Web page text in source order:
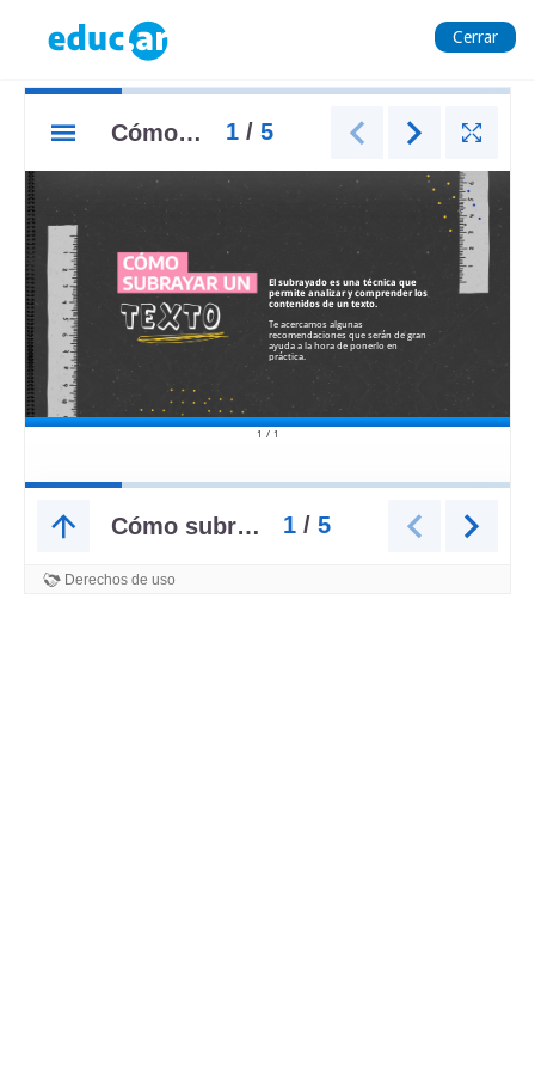
Cerrar